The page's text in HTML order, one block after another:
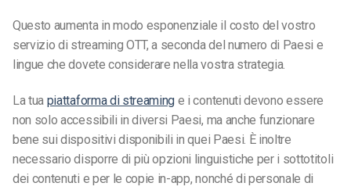
Questo aumenta in modo esponenziale il costo del vostro
servizio di streaming OTT, a seconda del numero di Paesi e
lingue che dovete considerare nella vostra strategia.
La tua piattaforma di streaming e i contenuti devono essere
non solo accessibili in diversi Paesi, ma anche funzionare
bene sui dispositivi disponibili in quei Paesi. È inoltre
necessario disporre di più opzioni linguistiche per i sottotitoli
dei contenuti e per le copie in-app, nonché di personale di